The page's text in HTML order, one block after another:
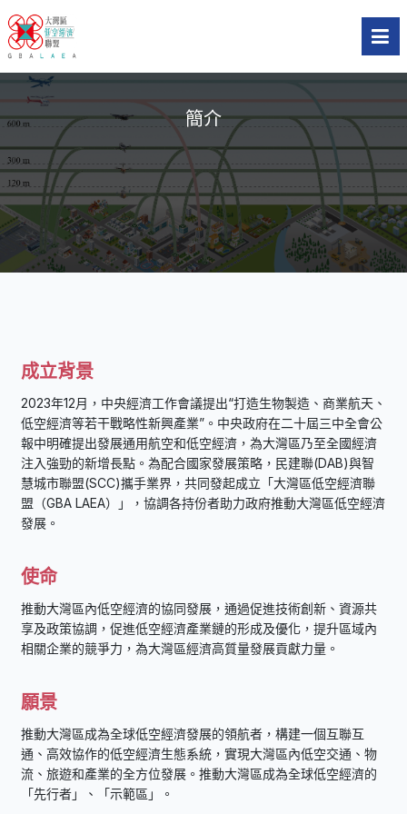
簡介
成立背景
2023年12月，中央經濟工作會議提出“打造生物製造、商業航天、
低空經濟等若干戰略性新興產業”。中央政府在二十屆三中全會公
報中明確提出發展通用航空和低空經濟，為大灣區乃至全國經濟
注入強勁的新增長點。為配合國家發展策略，民建聯(DAB)與智
慧城市聯盟(SCC)攜手業界，共同發起成立「大灣區低空經濟聯
盟（GBA LAEA）」，協調各持份者助力政府推動大灣區低空經濟
發展。
使命
推動大灣區內低空經濟的協同發展，通過促進技術創新、資源共
享及政策協調，促進低空經濟產業鏈的形成及優化，提升區域內
相關企業的競爭力，為大灣區經濟高質量發展貢獻力量。
願景
推動大灣區成為全球低空經濟發展的領航者，構建一個互聯互
通、高效協作的低空經濟生態系統，實現大灣區內低空交通、物
流、旅遊和產業的全方位發展。推動大灣區成為全球低空經濟的
「先行者」、「示範區」。